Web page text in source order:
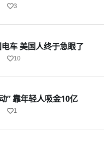
3
车 美国人终于急眼了
10
” 靠年轻人吸金10亿
1